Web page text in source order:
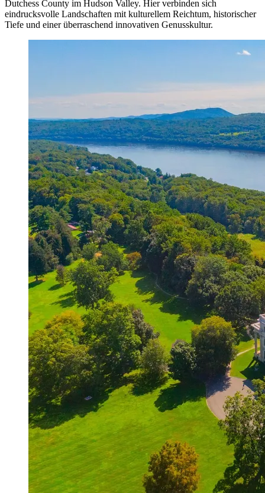
Dutchess County im Hudson Valley. Hier verbinden sich
eindrucksvolle Landschaften mit kulturellem Reichtum, historischer
Tiefe und einer überraschend innovativen Genusskultur.